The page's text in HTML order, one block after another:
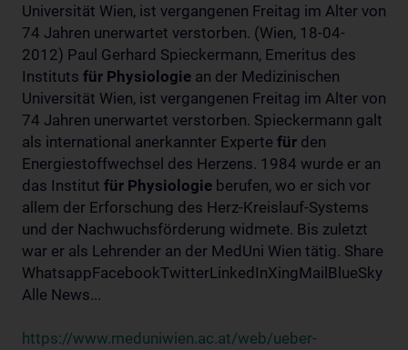
Universität Wien, ist vergangenen Freitag im Alter von
74 Jahren unerwartet verstorben. (Wien, 18-04-
2012) Paul Gerhard Spieckermann, Emeritus des
Instituts für Physiologie an der Medizinischen
Universität Wien, ist vergangenen Freitag im Alter von
74 Jahren unerwartet verstorben. Spieckermann galt
als international anerkannter Experte für den
Energiestoffwechsel des Herzens. 1984 wurde er an
das Institut für Physiologie berufen, wo er sich vor
allem der Erforschung des Herz-Kreislauf-Systems
und der Nachwuchsförderung widmete. Bis zuletzt
war er als Lehrender an der MedUni Wien tätig. Share
WhatsappFacebookTwitterLinkedInXingMailBlueSky
Alle News...
https://www.meduniwien.ac.at/web/ueber-